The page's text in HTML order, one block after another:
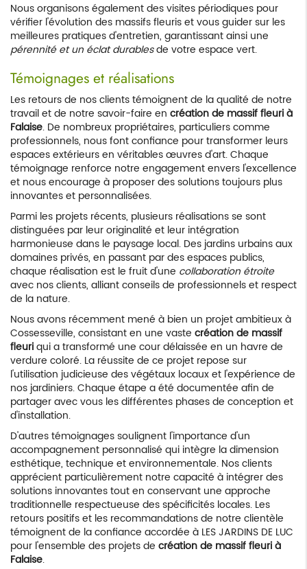
Nous organisons également des visites périodiques pour
vérifier l'évolution des massifs fleuris et vous guider sur les
meilleures pratiques d'entretien, garantissant ainsi une
pérennité et un éclat durablesde votre espace vert.
Témoignages et réalisations
Les retours de nos clients témoignent de la qualité de notre
travail et de notre savoir-faire en création de massif fleuri à
Falaise. De nombreux propriétaires, particuliers comme
professionnels, nous font confiance pour transformer leurs
espaces extérieurs en véritables œuvres d'art. Chaque
témoignage renforce notre engagement envers l'excellence
et nous encourage à proposer des solutions toujours plus
innovantes et personnalisées.
Parmi les projets récents, plusieurs réalisations se sont
distinguées par leur originalité et leur intégration
harmonieuse dans le paysage local. Des jardins urbains aux
domaines privés, en passant par des espaces publics,
chaque réalisation est le fruit d'une collaboration étroite
avec nos clients, alliant conseils de professionnels et respect
de la nature.
Nous avons récemment mené à bien un projet ambitieux à
Cossesseville, consistant en une vaste création de massif
fleuriqui a transformé une cour délaissée en un havre de
verdure coloré. La réussite de ce projet repose sur
l'utilisation judicieuse des végétaux locaux et l'expérience de
nos jardiniers. Chaque étape a été documentée afin de
partager avec vous les différentes phases de conception et
d'installation.
D'autres témoignages soulignent l'importance d'un
accompagnement personnalisé qui intègre la dimension
esthétique, technique et environnementale. Nos clients
apprécient particulièrement notre capacité à intégrer des
solutions innovantes tout en conservant une approche
traditionnelle respectueuse des spécificités locales. Les
retours positifs et les recommandations de notre clientèle
témoignent de la confiance accordée à LES JARDINS DE LUC
pour l'ensemble des projets de création de massif fleuri à
Falaise.